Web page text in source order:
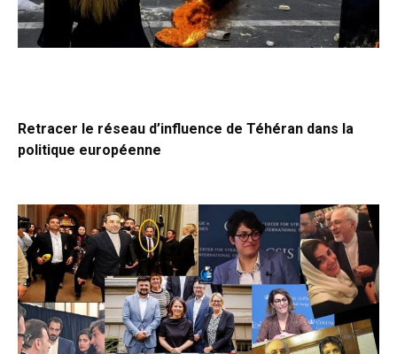
Retracer le réseau d’influence de Téhéran dans la
politique européenne